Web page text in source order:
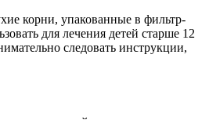
корни, упакованные в фильтр-
для лечения детей старше 12
следовать инструкции,